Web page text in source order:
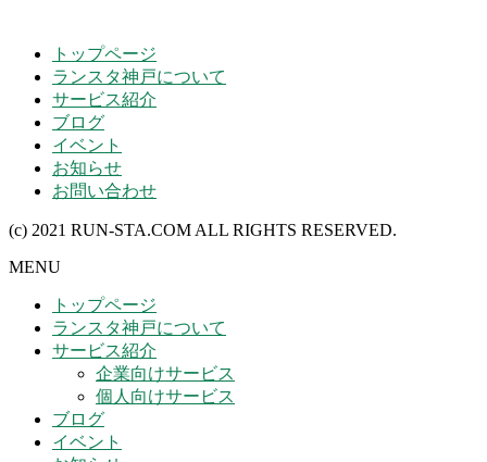
トップページ
ランスタ神戸について
サービス紹介
ブログ
イベント
お知らせ
お問い合わせ
(c) 2021 RUN-STA.COM ALL RIGHTS RESERVED.
MENU
トップページ
ランスタ神戸について
サービス紹介
企業向けサービス
個人向けサービス
ブログ
イベント